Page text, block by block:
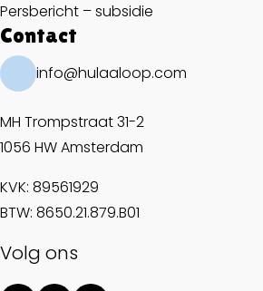
Persbericht – subsidie
Contact
info@hulaaloop.com
MH Trompstraat 31-2
1056 HW Amsterdam
KVK: 89561929
BTW: 8650.21.879.B01
Volg ons